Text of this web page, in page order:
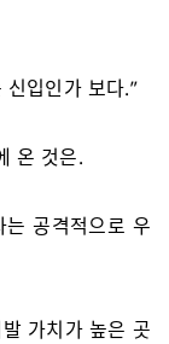
입인가 보다.”
온 것은.
공격적으로 우
가치가 높은 곳